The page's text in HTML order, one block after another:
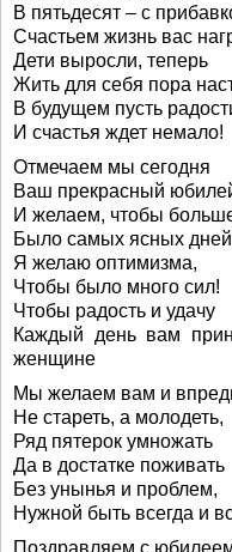
В пятьдесят – с
Счастьем жизнь вас
Дети выросли, теперь
Жить для себя пора
В будущем пусть
И счастья ждет немало!
Отмечаем мы сегодня
Ваш прекрасный
И желаем, чтобы
Было самых ясных
Я желаю оптимизма,
Чтобы было много сил!
Чтобы радость и удачу
Каждый день вам
женщине
Мы желаем вам и
Не стареть, а молодеть,
Ряд пятерок умножать
Да в достатке поживать
Без унынья и проблем,
Нужной быть всегда и
Поздравляем с